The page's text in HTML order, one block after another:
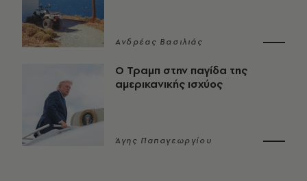
Ανδρέας Βασιλιάς
Ο Τραμπ στην παγίδα της
αμερικανικής ισχύος
Άγης Παπαγεωργίου